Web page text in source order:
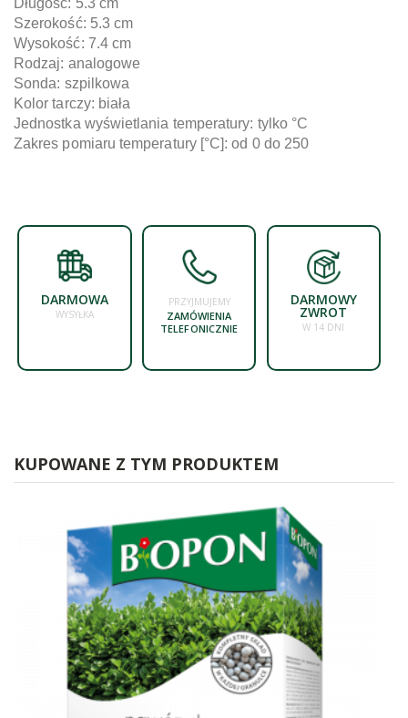
Szerokość: 5.3 cm
Wysokość: 7.4 cm
Rodzaj: analogowe
Sonda: szpilkowa
Kolor tarczy: biała
Jednostka wyświetlania temperatury: tylko °C
Zakres pomiaru temperatury [°C]:od 0 do 250
DARMOWA
WYSYŁKA
PRZYJMUJEMY
ZAMÓWIENIA
TELEFONICZNIE
DARMOWY
ZWROT
W 14 DNI
KUPOWANE Z TYM PRODUKTEM